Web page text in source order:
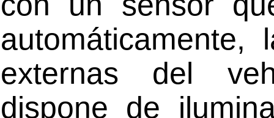
automáticamente,
externas del
dispone de